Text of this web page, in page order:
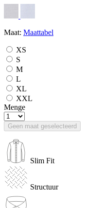
Maat: Maattabel
XS
S
M
L
XL
XXL
Menge
Geen maat geselecteerd
Slim Fit
Structuur